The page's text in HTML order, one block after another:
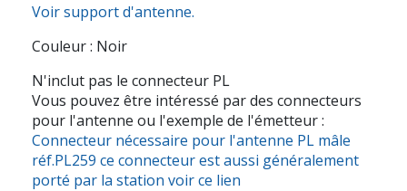
Voir support d'antenne.
Couleur : Noir
N'inclut pas le connecteur PL
Vous pouvez être intéressé par des connecteurs
pour l'antenne ou l'exemple de l'émetteur :
Connecteur nécessaire pour l'antenne PL mâle
réf.PL259 ce connecteur est aussi généralement
porté par la station voir ce lien